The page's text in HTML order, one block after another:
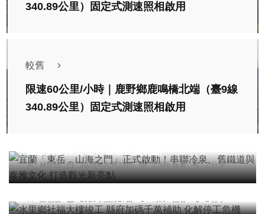
340.89公里）固定式測速照相啟用
較舊
限速60公里/小時｜鹿野鄉鹿鳴橋北端（臺9線
340.89公里）固定式測速照相啟用
林欣怡 2026年六月23日 7,396 觀看 2 分享
水里鄉社福大樓竣工 縣府加碼千萬補助 化解停工
危機
陳朝枝 2026年三月17日 7,687 觀看 2 分享
綜合新聞